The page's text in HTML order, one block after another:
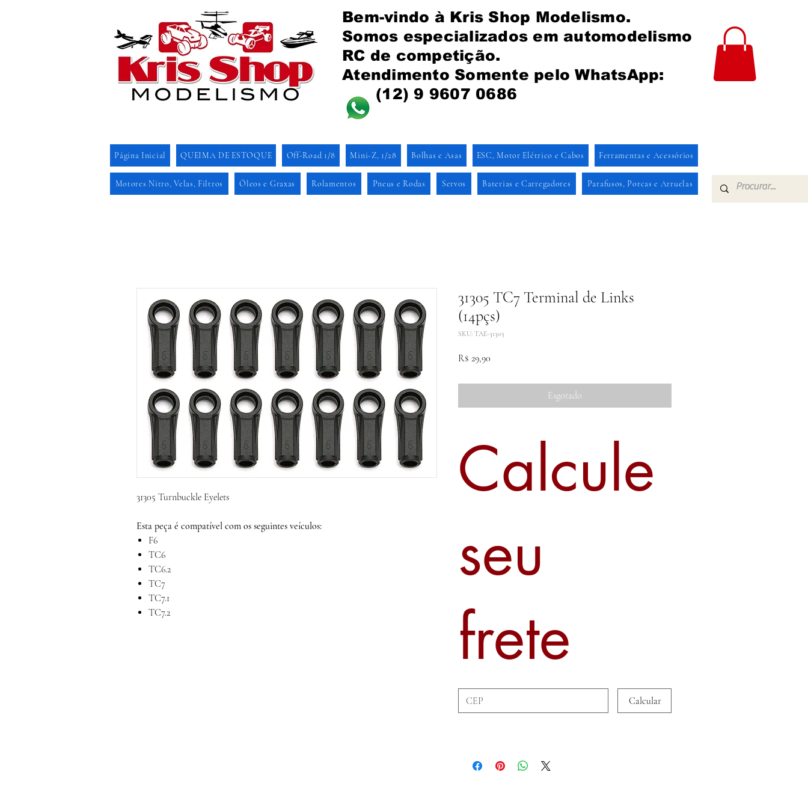
Bem-vindo à Kris Shop Modelismo.
Somos especializados em automodelismo
RC de competição.
Atendimento Somente pelo WhatsApp:
(12) 9 9607 0686
Página Inicial QUEIMA DE ESTOQUE Off-Road 1/8 Mini-Z, 1/28 Bolhas e Asas ESC, Motor Elétrico e Cabos Ferramentas e Acessórios
Motores Nitro, Velas, Filtros Óleos e Graxas Rolamentos Pneus e Rodas Servos Baterias e Carregadores Parafusos, Porcas e Arruelas
31305 Turnbuckle Eyelets
Esta peça é compatível com os seguintes veículos:
F6
TC6
TC6.2
TC7
TC7.1
TC7.2
31305 TC7 Terminal de Links
(14pçs)
SKU: TAE-31305
R$ 29,90
Esgotado
Calcule
seu
frete
Calcular